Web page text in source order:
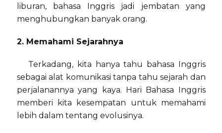
liburan, bahasa Inggris jadi jembatan yang
menghubungkan banyak orang.
2. Memahami Sejarahnya
Terkadang, kita hanya tahu bahasa Inggris
sebagai alat komunikasi tanpa tahu sejarah dan
perjalanannya yang kaya. Hari Bahasa Inggris
memberi kita kesempatan untuk memahami
lebih dalam tentang evolusinya.